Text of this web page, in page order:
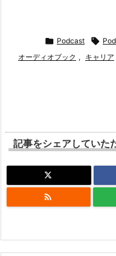
 Podcast 
オーディオブック , キャリア
記事をシェアしていた
